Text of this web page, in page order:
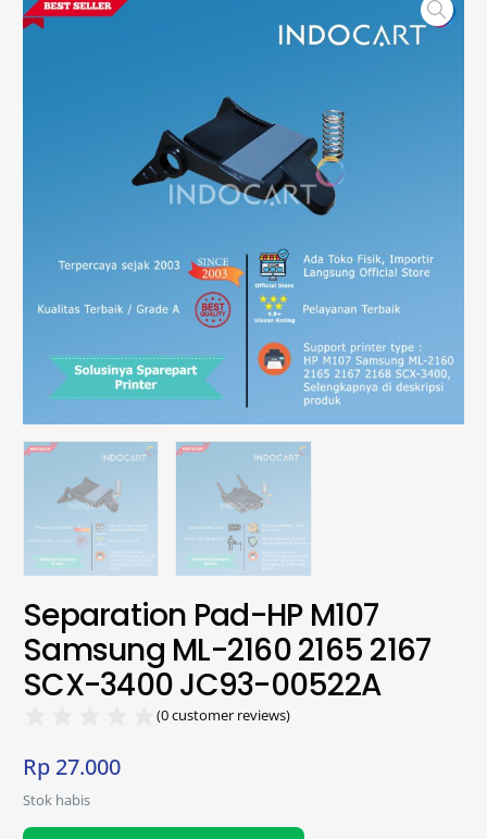
Separation Pad-HP M107
Samsung ML-2160 2165 2167
SCX-3400 JC93-00522A
(0customer reviews)
Rp 27.000
Stok habis